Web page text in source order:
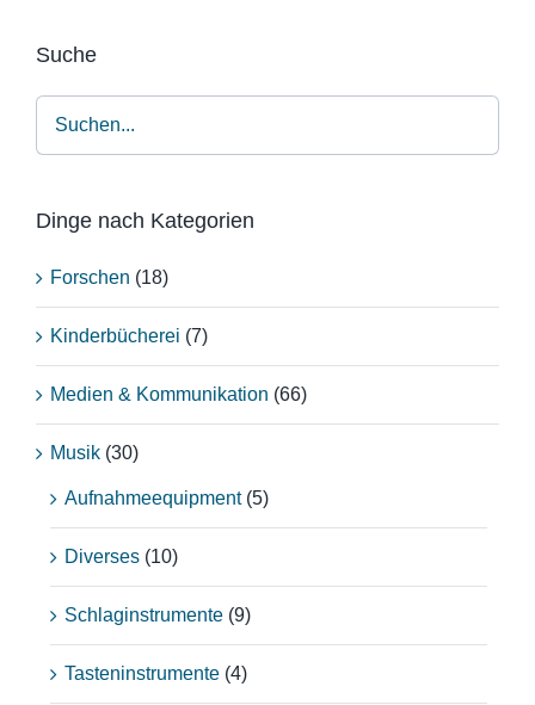
Suche
Dinge nach Kategorien
Forschen (18)
Kinderbücherei (7)
Medien & Kommunikation (66)
Musik (30)
Aufnahmeequipment (5)
Diverses (10)
Schlaginstrumente (9)
Tasteninstrumente (4)